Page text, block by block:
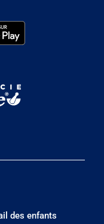
des enfants